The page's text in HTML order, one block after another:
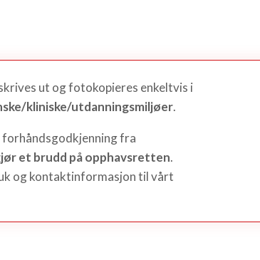
ut og fotokopieres enkeltvis i
kliniske/utdanningsmiljøer.
fra
et brudd på opphavsretten.
og kontaktinformasjon til vårt